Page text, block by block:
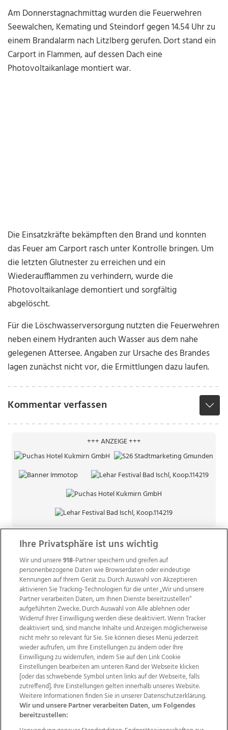
Am Donnerstagnachmittag wurden die Feuerwehren
Seewalchen, Kemating und Steindorf gegen 14.54 Uhr zu
einem Brandalarm nach Litzlberg gerufen. Dort stand ein
Carport in Flammen, auf dessen Dach eine
Photovoltaikanlage montiert war.
Die Einsatzkräfte bekämpften den Brand und konnten
das Feuer am Carport rasch unter Kontrolle bringen. Um
die letzten Glutnester zu erreichen und ein
Wiederaufflammen zu verhindern, wurde die
Photovoltaikanlage demontiert und sorgfältig
abgelöscht.
Für die Löschwasserversorgung nutzten die Feuerwehren
neben einem Hydranten auch Wasser aus dem nahe
gelegenen Attersee. Angaben zur Ursache des Brandes
lagen zunächst nicht vor, die Ermittlungen dazu laufen.
Kommentar verfassen
+++ ANZEIGE +++
Wir über uns Mediadaten Kontakt
Jobs
Datenschutz
Impressum
AGB Anzeigekunden
AGB Website
Ehrenkodex Politische Werbung
Ihre Privatsphäre ist uns wichtig
Wir und unsere918-Partner speichern und greifen auf
personenbezogene Daten wie Browserdaten oder eindeutige
Kennungen auf Ihrem Gerät zu. Durch Auswahl von Akzeptieren
aktivieren Sie Tracking-Technologien für die unter „Wir und unsere
Partner verarbeiten Daten, um Ihnen Dienste bereitzustellen“
aufgeführten Zwecke. Durch Auswahl von Alle ablehnen oder
Widerruf Ihrer Einwilligung werden diese deaktiviert. Wenn Tracker
deaktiviert sind, sind manche Inhalte und Anzeigen möglicherweise
nicht mehr so relevant für Sie. Sie können dieses Menü jederzeit
wieder aufrufen, um Ihre Einstellungen zu ändern oder Ihre
Einwilligung zu widerrufen, indem Sie auf den Link Cookie
Einstellungen bearbeiten am unteren Rand der Webseite klicken
[oder das schwebende Symbol unten links auf der Webseite, falls
zutreffend]. Ihre Einstellungen gelten innerhalb unseres Website.
Weitere Informationen finden Sie in unserer Datenschutzerklärung.
Wir und unsere Partner verarbeiten Daten, um Folgendes
bereitzustellen: